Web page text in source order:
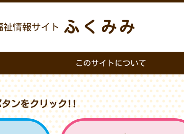
祉情報サイト ふくみみ
このサイトについて
タンをクリック!!